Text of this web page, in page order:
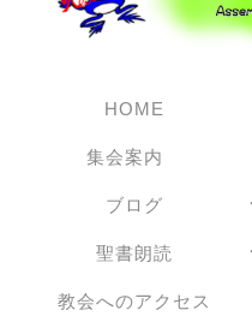
HOME
集会案内
ブログ
聖書朗読
教会へのアクセス